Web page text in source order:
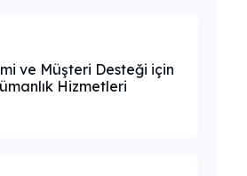
ve Müşteri Desteği için
Hizmetleri